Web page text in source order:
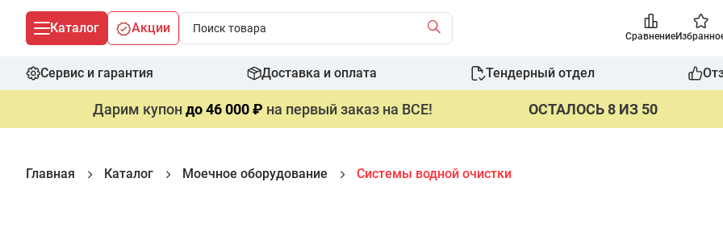
Каталог Акции
Сравнение
Сервис и гарантия Доставка и оплата Тендерный отдел
Дарим купондо 46 000 ₽ на первый заказ на ВСЕ! ОСТАЛОСЬ 8 ИЗ 50
Главная Каталог Моечное оборудование Системы водной очистки